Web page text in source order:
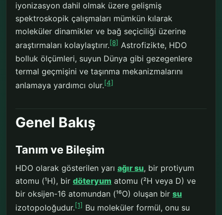
iyonizasyon dahil olmak üzere gelişmiş
spektroskopik çalışmaları mümkün kılarak
moleküler dinamikler ve bağ seçiciliği üzerine
araştırmaları kolaylaştırır.[8] Astrofizikte, HDO
bolluk ölçümleri, suyun Dünya gibi gezegenlere
termal geçmişini ve taşınma mekanizmalarını
anlamaya yardımcı olur.[4]
Genel Bakış
Tanım ve Bileşim
HDO olarak gösterilen yarı ağır su, bir protiyum
atomu (¹H), bir döteryum atomu (²H veya D) ve
bir oksijen-16 atomundan (¹⁶O) oluşan bir su
izotopoloğudur.[1] Bu moleküler formül, onu su